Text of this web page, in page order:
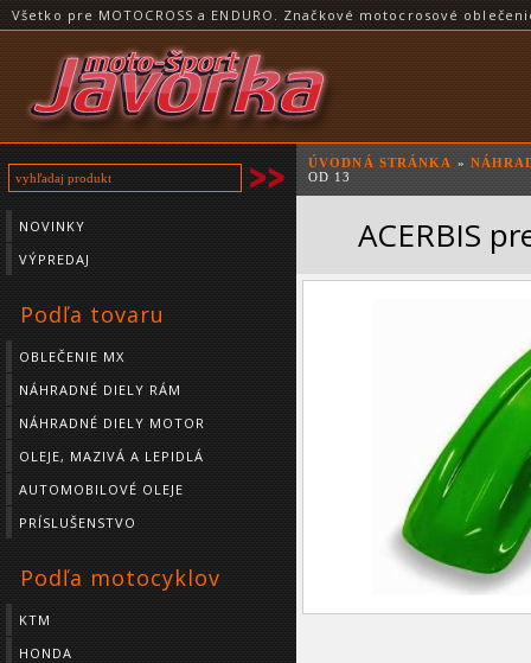
Všetko pre MOTOCROSS a ENDURO. Značkové motocrosové
NOVINKY
VÝPREDAJ
Podľa tovaru
OBLEČENIE MX
NÁHRADNÉ DIELY RÁM
NÁHRADNÉ DIELY MOTOR
OLEJE, MAZIVÁ A LEPIDLÁ
AUTOMOBILOVÉ OLEJE
PRÍSLUŠENSTVO
Podľa motocyklov
KTM
HONDA
ÚVODNÁ STRÁNKA »
OD 13
ACERBIS